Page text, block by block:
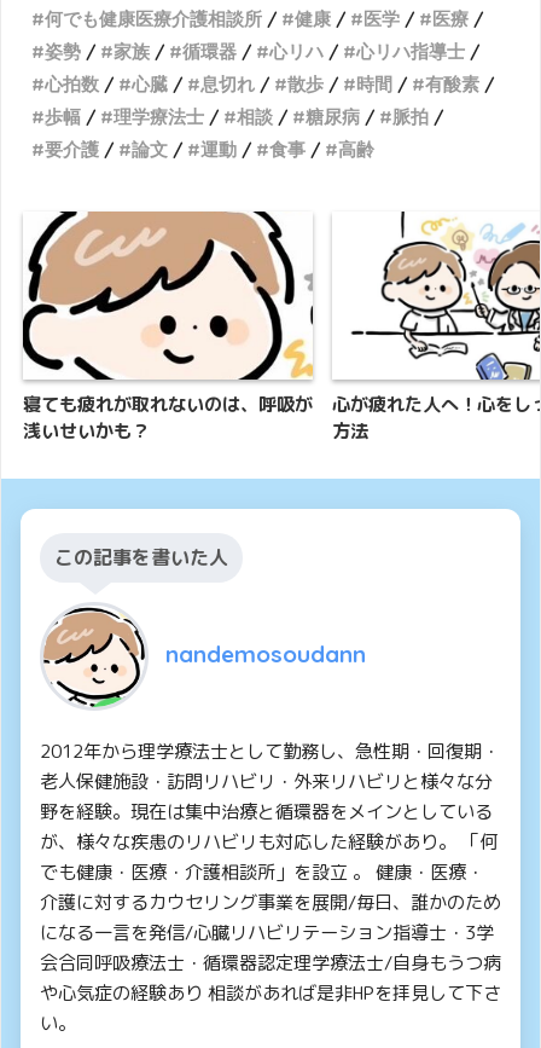
何でも健康医療介護相談所
健康 医学
医療
姿勢
家族 循環器 心リハ
心リハ指導士
心拍数
心臓 息切れ 散歩 時間
有酸素
歩幅
理学療法士 相談 糖尿病
脈拍
要介護
論文 運動 食事 高齢
寝ても疲れが取れないのは、呼吸が
浅いせいかも？
心が疲れた人へ！心をし
方法
この記事を書いた人
nandemosoudann
2012年から理学療法士として勤務し、急性期・回復期・
老人保健施設・訪問リハビリ・外来リハビリと様々な分
野を経験。現在は集中治療と循環器をメインとしている
が、様々な疾患のリハビリも対応した経験があり。 「何
でも健康・医療・介護相談所」を設立 。 健康・医療・
介護に対するカウセリング事業を展開/毎日、誰かのため
になる一言を発信/心臓リハビリテーション指導士・3学
会合同呼吸療法士・循環器認定理学療法士/自身もうつ病
や心気症の経験あり 相談があれば是非HPを拝見して下さ
い。